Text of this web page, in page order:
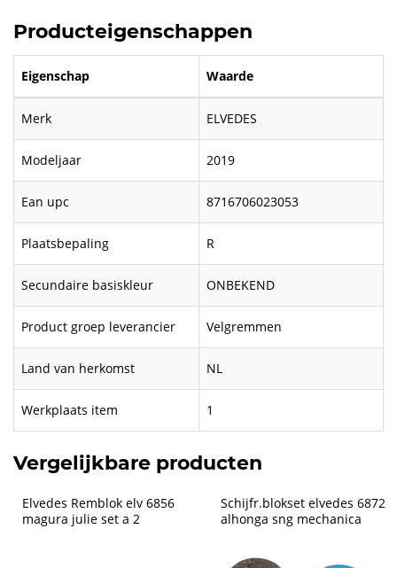
Producteigenschappen
Eigenschap Waarde
Merk ELVEDES
Modeljaar 2019
Ean upc 8716706023053
Plaatsbepaling R
Secundaire basiskleur ONBEKEND
Product groep leverancier Velgremmen
Land van herkomst NL
Werkplaats item 1
Vergelijkbare producten
Elvedes Remblok elv 6856
magura julie set a 2
Schijfr.blokset elvedes 6872
alhonga sng mechanica